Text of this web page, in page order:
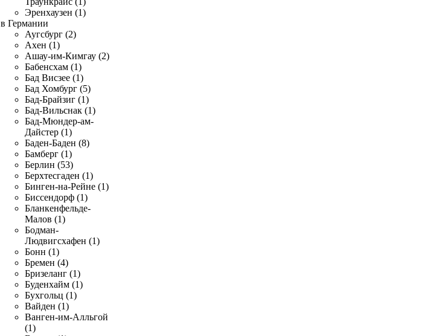
Эренхаузен (1)
в Германии
Аугсбург (2)
Ахен (1)
Ашау-им-Кимгау (2)
Бабенсхам (1)
Бад Висзее (1)
Бад Хомбург (5)
Бад-Брайзиг (1)
Бад-Вильснак (1)
Бад-Мюндер-ам-
Дайстер (1)
Баден-Баден (8)
Бамберг (1)
Берлин (53)
Берхтесгаден (1)
Бинген-на-Рейне (1)
Биссендорф (1)
Бланкенфельде-
Малов (1)
Бодман-
Людвигсхафен (1)
Бонн (1)
Бремен (4)
Бризеланг (1)
Буденхайм (1)
Бухгольц (1)
Вайден (1)
Ванген-им-Алльгой
(1)